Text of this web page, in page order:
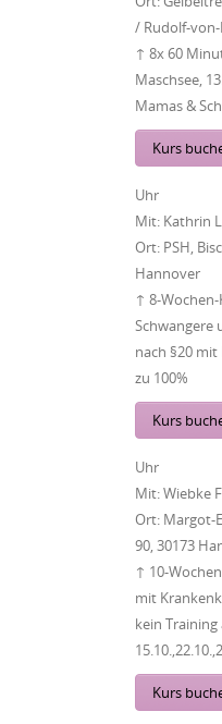
/ Rudolf-
↑ 8x 60
Maschsee,
Mamas &
Kurs
Uhr
Mit: Kathrin
Ort: PSH,
Hannover
↑ 8-
Schwangere
nach §20
zu 100%
Kurs
Uhr
Mit:Wiebke
Ort: Margot-
90, 30173
↑ 10-
mit
kein Training
Kurs